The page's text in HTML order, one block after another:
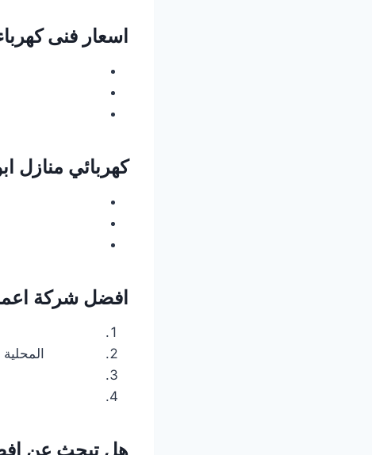
اسعار فنى
كهربائي منازل
افضل شركة
هل تبحث عن